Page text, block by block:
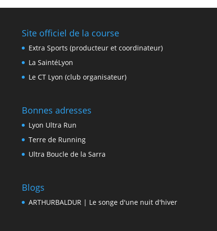
Site officiel de la course
Extra Sports (producteur et coordinateur)
La SaintéLyon
Le CT Lyon (club organisateur)
Bonnes adresses
Lyon Ultra Run
Terre de Running
Ultra Boucle de la Sarra
Blogs
ARTHURBALDUR | Le songe d'une nuit d'hiver